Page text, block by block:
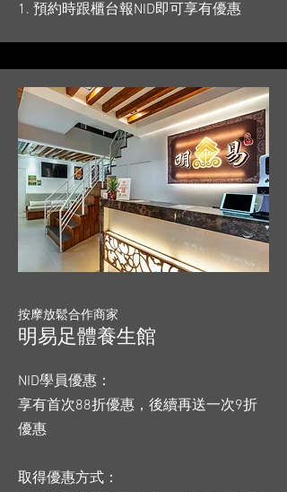
1. 預約時跟櫃台報NID即可享有優惠
按摩放鬆合作商家
明易足體養生館
NID學員優惠：
享有首次88折優惠，後續再送一次9折
優惠
取得優惠方式：